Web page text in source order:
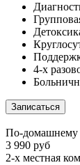
4-х
Записаться
По-домашнему
3 990 руб
2-х местная